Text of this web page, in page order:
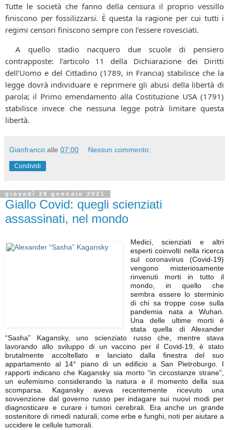
Tutte le società che fanno della censura il proprio vessillo
finiscono per fossilizzarsi. È questa la ragione per cui tutti i
regimi censori finiscono sempre con l’essere rovesciati.
A quello stadio nacquero due scuole di pensiero
contrapposte: l’articolo 11 della Dichiarazione dei Diritti
dell’Uomo e del Cittadino (1789, in Francia) stabilisce che la
legge dovrà individuare e reprimere gli abusi della libertà di
parola; il Primo emendamento alla Costituzione USA (1791)
stabilisce invece che nessuna legge potrà limitare questa
libertà.
Gianfranco alle 07:00 Nessun commento:
Condividi
giovedì 28 gennaio 2021
Giallo Covid: quegli scienziati
assassinati, nel mondo
Medici, scienziati e altri
esperti coinvolti nella ricerca
sul coronavirus (Covid-19)
vengono misteriosamente
rinvenuti morti in tutto il
mondo, in quello che
sembra essere lo sterminio
di chi sa troppe cose sulla
pandemia nata a Wuhan.
Una delle ultime morti è
stata quella di Alexander
“Sasha” Kagansky, uno scienziato russo che, mentre stava
lavorando allo sviluppo di un vaccino per il Covid-19, è stato
brutalmente accoltellato e lanciato dalla finestra del suo
appartamento al 14° piano di un edificio a San Pietroburgo. I
rapporti indicano che Kagansky sia morto “in circostanze strane”,
un eufemismo considerando la natura e il momento della sua
scomparsa. Kagansky aveva recentemente ricevuto una
sovvenzione dal governo russo per indagare sui nuovi modi per
diagnosticare e curare i tumori cerebrali. Era anche un grande
sostenitore di rimedi naturali, come erbe e funghi, noti per aiutare a
uccidere le cellule tumorali.